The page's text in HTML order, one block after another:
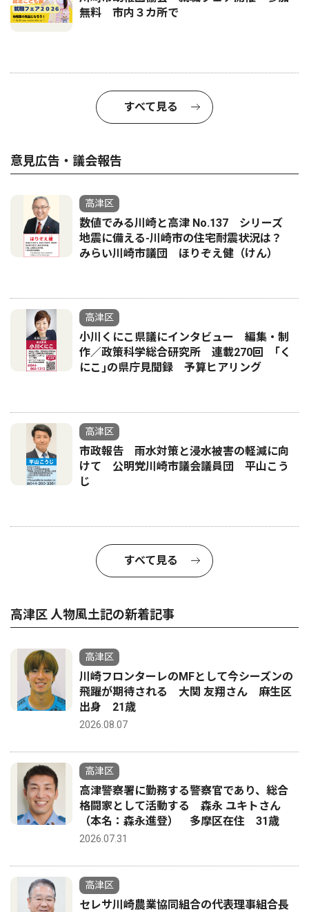
無料 市内３カ所で
すべて見る
意見広告・議会報告
高津区
数値でみる川崎と高津 No.137 シリーズ
地震に備える-川崎市の住宅耐震状況は？
みらい川崎市議団 ほりぞえ健（けん）
高津区
小川くにこ県議にインタビュー 編集・制
作／政策科学総合研究所 連載270回 ｢く
にこ｣の県庁見聞録 予算ヒアリング
高津区
市政報告 雨水対策と浸水被害の軽減に向
けて 公明党川崎市議会議員団 平山こう
じ
すべて見る
高津区 人物風土記の新着記事
高津区
川崎フロンターレのMFとして今シーズンの
飛躍が期待される 大関 友翔さん 麻生区
出身 21歳
2026.08.07
高津区
高津警察署に勤務する警察官であり、総合
格闘家として活動する 森永 ユキトさん
（本名：森永進登） 多摩区在住 31歳
2026.07.31
高津区
セレサ川崎農業協同組合の代表理事組合長